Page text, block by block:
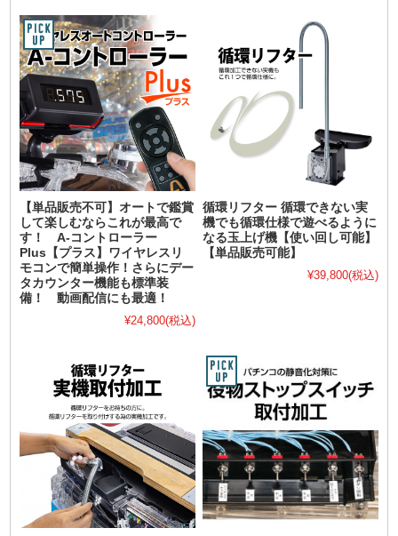
【単品販売不可】オートで鑑賞
して楽しむならこれが最高で
す！ A-コントローラー
Plus【プラス】ワイヤレスリ
モコンで簡単操作！さらにデー
タカウンター機能も標準装
備！ 動画配信にも最適！
¥24,800(税込)
循環リフター 循環できない実
機でも循環仕様で遊べるように
なる玉上げ機【使い回し可能】
【単品販売可能】
¥39,800(税込)